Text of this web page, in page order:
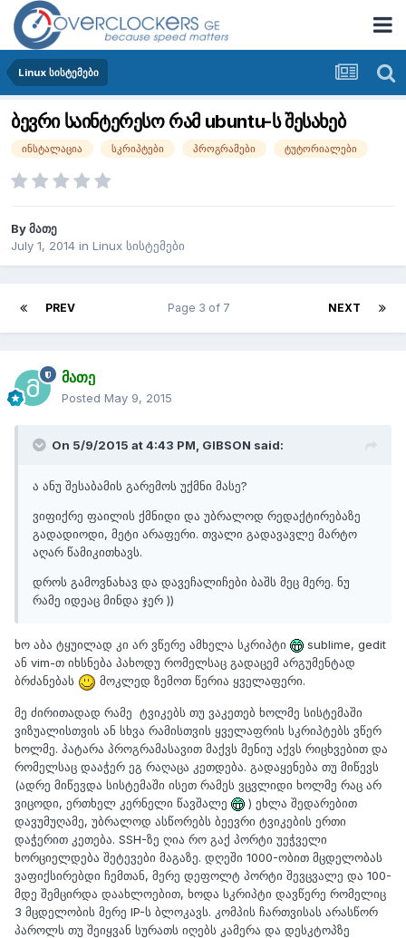
Linux სისტემები
ბევრი საინტერესო რამ ubuntu-ს შესახებ
ინსტალაცია სკრიპტები პროგრამები ტუტორიალები
Byმათე
July 1, 2014 in Linux სისტემები
PREV NEXT
Page 3 of 7
მათე
Posted May 9, 2015
On 5/9/2015 at 4:43 PM, GIBSON said:
ა ანუ შესაბამის გარემოს უქმნი მასე?
ვიფიქრე ფაილის ქმნიდი და უბრალოდ რედაქტირებაზე
გადადიოდი, მეტი არაფერი. თვალი გადავავლე მარტო
აღარ წამიკითხავს.
დროს გამოვნახავ და დავეჩალიჩები ბაშს მეც მერე. ნუ
რამე იდეაც მინდა ჯერ ))
​ხო აბა ტყუილად კი არ ვწერე ამხელა სკრიპტი
sublime, gedit
ან vim-თ იხსნება პახოდუ რომელსაც გადაცემ არგუმენტად
ბრძანებას
მოკლედ ზემოთ წერია ყველაფერი.
მე ძირითადად რამე ტვიკებს თუ ვაკეთებ ხოლმე სისტემაში
ვიზუალისთვის ან სხვა რამისთვის ყველაფრის სკრიპტებს ვწერ
ხოლმე. პატარა პროგრამასავით მაქვს მენიუ აქვს რიცხვებით და
რომელსაც დააჭერ ეგ რაღაცა კეთდება. გადაყენება თუ მიწევს
(ადრე მიწევდა სისტემაში ისეთ რამეს ვცვლიდი ხოლმე რაც არ
ვიცოდი, ერთხელ კერნელი წავშალე
) ეხლა შედარებით
დავუმუღამე, უბრალოდ ასწორებს ბეევრი ტვიკების ერთი
დაჭერით კეთება. SSH-ზე ღია რო გაქ პორტი უეჭველი
ხორციელდება შეტევები მაგაზე. დღეში 1000-ობით მცდელობას
ვაფიქსირებდი ჩემთან, მერე დეფოლტ პორტი შევცვალე და 100-
მდე შემცირდა დაახლოებით, ხოდა სკრიპტი დავწერე რომელიც
3 მცდელობის მერე IP-ს ბლოკავს. კომპის ჩართვისას არასწორ
პაროლს თუ შეიყვან სურათს იღებს კამერა და დესკტოპზე